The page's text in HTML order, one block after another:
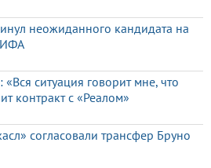
неожиданного кандидата на
ситуация говорит мне, что
контракт с «Реалом»
согласовали трансфер Бруно